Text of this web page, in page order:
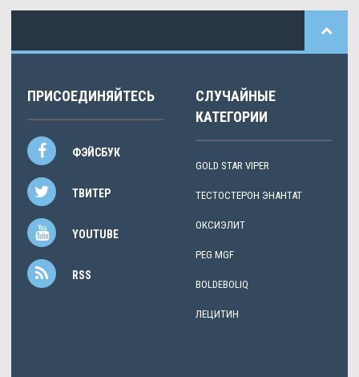
ПРИСОЕДИНЯЙТЕСЬ
ФЭЙСБУК
ТВИТЕР
YOUTUBE
RSS
СЛУЧАЙНЫЕ
КАТЕГОРИИ
GOLD STAR VIPER
ТЕСТОСТЕРОН ЭНАНТАТ
ОКСИЭЛИТ
PEG MGF
BOLDEBOLIQ
ЛЕЦИТИН